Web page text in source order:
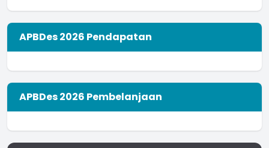
APBDes 2026 Pendapatan
APBDes 2026 Pembelanjaan